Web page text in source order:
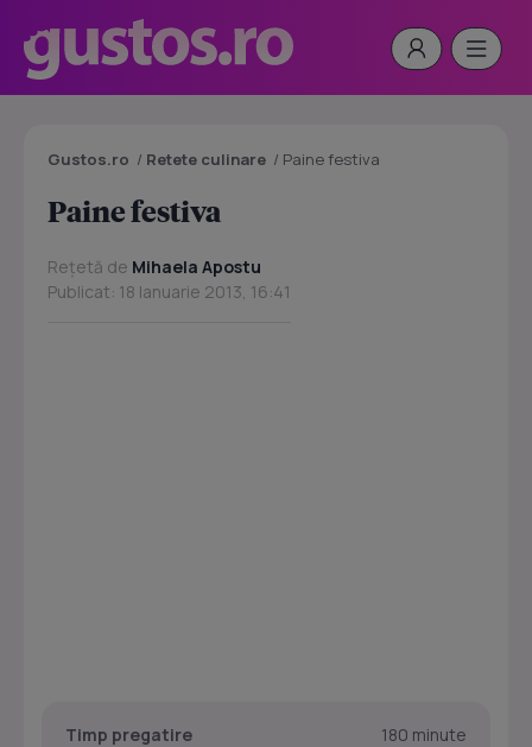
Gustos.ro / Retete culinare / Paine festiva
Paine festiva
Rețetă de Mihaela Apostu
Publicat: 18 Ianuarie 2013, 16:41
Timp pregatire
180 minute